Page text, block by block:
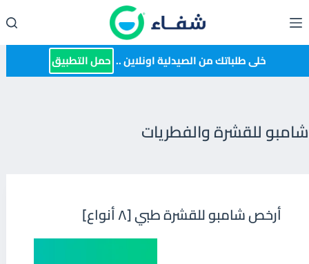
إلى
المحتوى خلى طلباتك من الصيدلية اونلاين .. حمل التطبيق
شامبو للقشرة والفطريات
أرخص شامبو للقشرة طبي [٨ أنواع]